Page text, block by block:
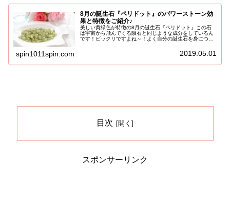
8月の誕生石『ペリドット』のパワーストーン効
果と特徴をご紹介♪
美しい黄緑色が特徴の8月の誕生石『ペリドット』この石
は宇宙から飛んでくる隕石と同じような成分をしているん
です！ビックリですよね～！よく自分の誕生石を身につけ
spin1011spin.com 2019.05.01
目次
スポンサーリンク